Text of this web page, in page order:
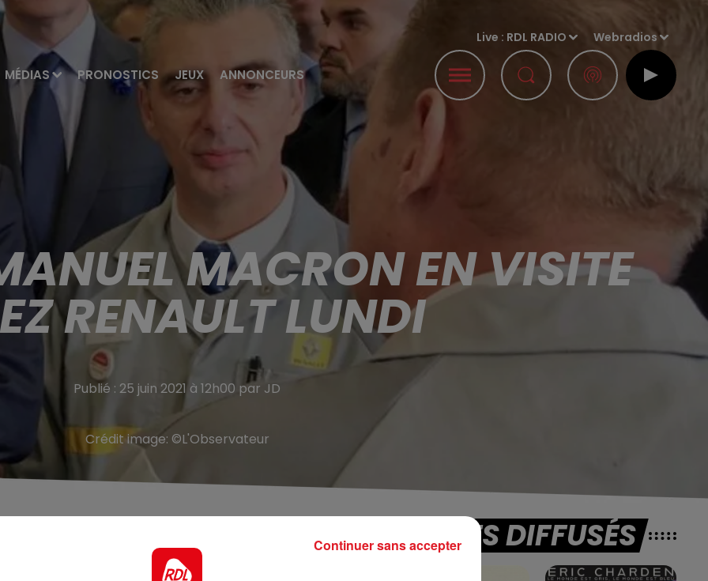
MÉDIAS PRONOSTICS JEUX ANNONCEURS
Live : RDL RADIO Webradios
MACRON EN VISITE
RENAULT LUNDI
Publié : 25 juin 2021 à 12h00 par JD
Crédit image: ©L'Observateur
France », traduisez « Choisissez la France »,
le pays. Une opération séduction déjà inaugurée TITRES DIFFUSÉS
Continuer sans accepter